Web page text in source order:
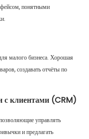
понятными
малого бизнеса. Хорошая
создавать отчёты по
с клиентами (CRM)
управлять
и предлагать